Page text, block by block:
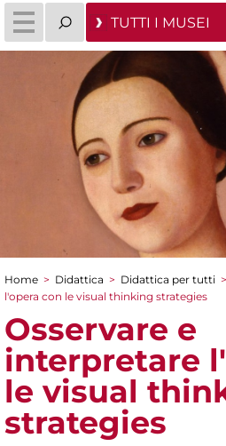
TUTTI I MUSEI
Tu sei qui
Home > Didattica > Didattica per tutti >
l'opera con le visual thinking strategies
Osservare e
interpretare
le visual
strategies